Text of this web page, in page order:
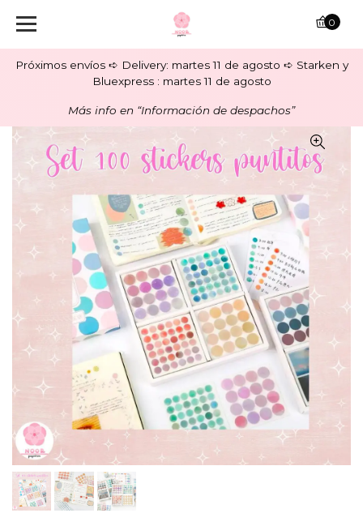
Próximos envíos ➪ Delivery: martes 11 de agosto ➪ Starken y
Bluexpress : martes 11 de agosto
Más info en “Información de despachos”
0